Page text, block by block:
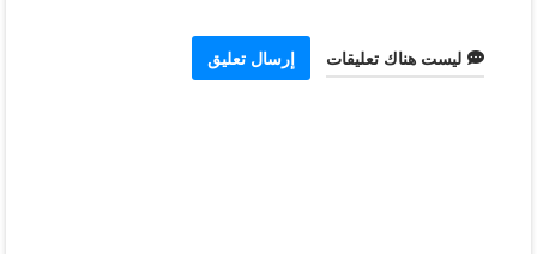
ليست هناك تعليقات إرسال تعليق